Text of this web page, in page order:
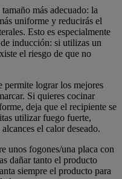
más adecuado: la
uniforme y reducirás el
Esto es especialmente
inducción: si utilizas un
el riesgo de que no
permite lograr los mejores
Si quieres cocinar
deja que el recipiente se
utilizar fuego fuerte,
el calor deseado.
unos fogones/una placa con
dañar tanto el producto
siempre el producto para